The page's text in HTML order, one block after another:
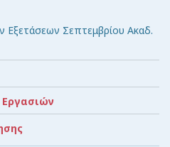
Εξετάσεων Σεπτεμβρίου Ακαδ.